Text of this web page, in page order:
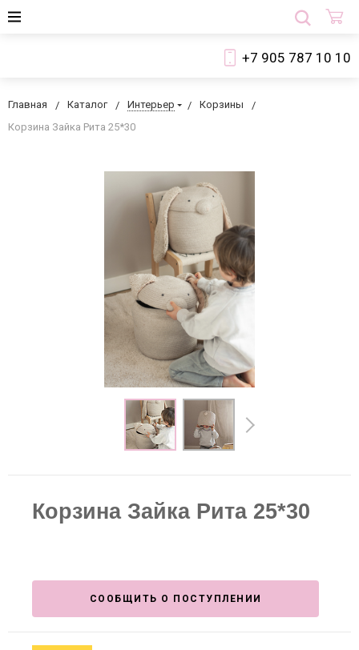
+7 905 787 10 10
Главная Каталог Интерьер
Корзины
Корзина Зайка Рита 25*30
Корзина Зайка Рита 25*30
СООБЩИТЬ О ПОСТУПЛЕНИИ